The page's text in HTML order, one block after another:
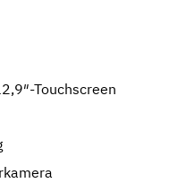
Touchscreen